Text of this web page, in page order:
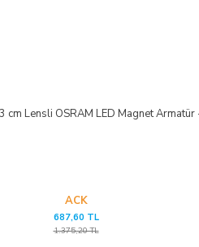
Lensli OSRAM LED Magnet Armatür
ACK
687,60 TL
1.375,20 TL